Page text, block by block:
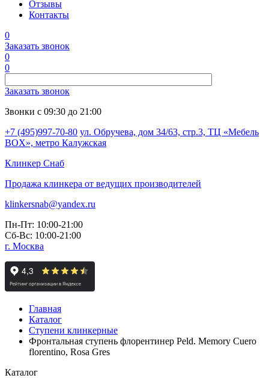
Отзывы
Контакты
0
Заказать звонок
0
0
Заказать звонок
Звонки с 09:30 до 21:00
+7 (495)997-70-80 ул. Обручева, дом 34/63, стр.3, ТЦ «Мебель
BOX», метро Калужская
Клинкер Снаб
Продажа клинкера от ведущих производителей
klinkersnab@yandex.ru
Пн-Пт: 10:00-21:00
Сб-Вс: 10:00-21:00
г. Москва
Главная
Каталог
Ступени клинкерные
Фронтальная ступень флорентинер Peld. Memory Cuero
florentino, Rosa Gres
Каталог